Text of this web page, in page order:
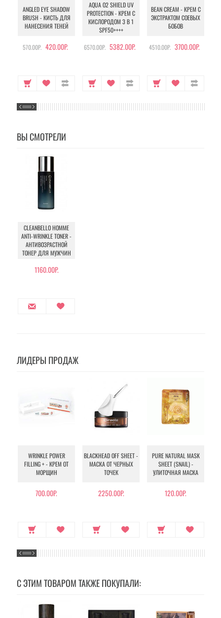
ANGLED EYE SHADOW
BRUSH - КИСТЬ ДЛЯ
НАНЕСЕНИЯ ТЕНЕЙ
570.00Р. 420.00Р.
AQUA O2 SHIELD UV
PROTECTION - КРЕМ С
КИСЛОРОДОМ 3 В 1
SPF50++++
6570.00Р. 5382.00Р.
BEAN CREAM - КРЕМ С
ЭКСТРАКТОМ СОЕВЫХ
БОБОВ
4510.00Р. 3700.00Р.
ВЫ СМОТРЕЛИ
CLEANBELLO HOMME
ANTI-WRINKLE TONER -
АНТИВОЗРАСТНОЙ
ТОНЕР ДЛЯ МУЖЧИН
1160.00Р.
ЛИДЕРЫ ПРОДАЖ
WRINKLE POWER
FILLING + - КРЕМ ОТ
МОРЩИН
700.00Р.
BLACKHEAD OFF SHEET -
МАСКА ОТ ЧЕРНЫХ
ТОЧЕК
2250.00Р.
PURE NATURAL MASK
SHEET (SNAIL) -
УЛИТОЧНАЯ МАСКА
120.00Р.
С ЭТИМ ТОВАРОМ ТАКЖЕ ПОКУПАЛИ: